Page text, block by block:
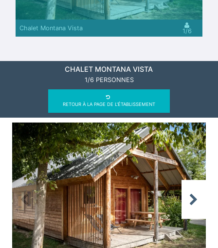
Chalet Montana Vista 1/6
CHALET MONTANA VISTA
1/6 PERSONNES
RETOUR À LA PAGE DE L'ÉTABLISSEMENT
Previous Next